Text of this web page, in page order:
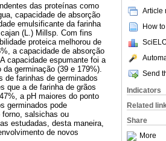
Article
How
Send
Indicators
Related
Share
More
das proteínas como
capacidade de absorção
emulsificante da farinha
(L.) Millsp. Com fins
proteica melhorou de
a capacidade de absorção
capacidade espumante foi a
germinação (39 e 179%).
de farinhas de germinados
que a de farinha de grãos
a pH maiores do ponto
germinados pode
forno, salsichas ou
estudadas, desta maneira,
de novos